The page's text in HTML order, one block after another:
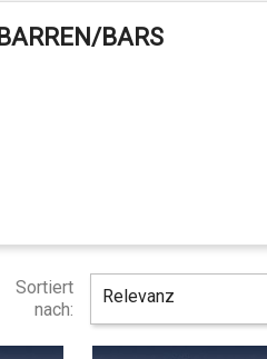
BARS
Sortiert
nach:
Relevanz